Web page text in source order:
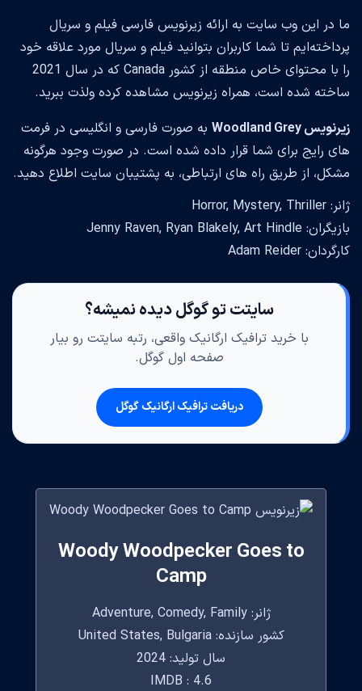
ما در این وب سایت به ارائه زیرنویس فارسی فیلم و سریال
پرداخته‌ایم تا شما کاربران بتوانید فیلم و سریال مورد علاقه خود
را با محتوای خاص منطقه از کشور Canada که در سال 2021
ساخته شده است، همراه زیرنویس مشاهده کرده ولذت ببرید.
زیرنویس Woodland Grey
به صورت فارسی و انگلیسی در فرمت
های رایج برای شما قرار داده شده است. در صورت وجود هرگونه
مشکل، از طریق راه های ارتباطی، به پشتیبان سایت اطلاع دهید.
ژانر: Horror, Mystery, Thriller
بازیگران: Jenny Raven, Ryan Blakely, Art Hindle
کارگردان: Adam Reider
سایتت تو گوگل دیده نمیشه؟
با خرید ترافیک ارگانیک واقعی، رتبه سایتت رو بیار
صفحه اول گوگل.
دریافت ترافیک ارگانیک گوگل
Woody Woodpecker Goes to
Camp
ژانر: Adventure, Comedy, Family
کشور سازنده: United States, Bulgaria
سال تولید: 2024
IMDB : 4.6